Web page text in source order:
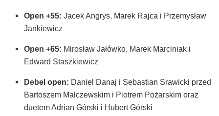
Open +55: Jacek Angrys, Marek Rajca i Przemysław
Jankiewicz
Open +65: Mirosław Jałówko, Marek Marciniak i
Edward Staszkiewicz
Debel open: Daniel Danaj i Sebastian Srawicki przed
Bartoszem Malczewskim i Piotrem Pożarskim oraz
duetem Adrian Górski i Hubert Górski